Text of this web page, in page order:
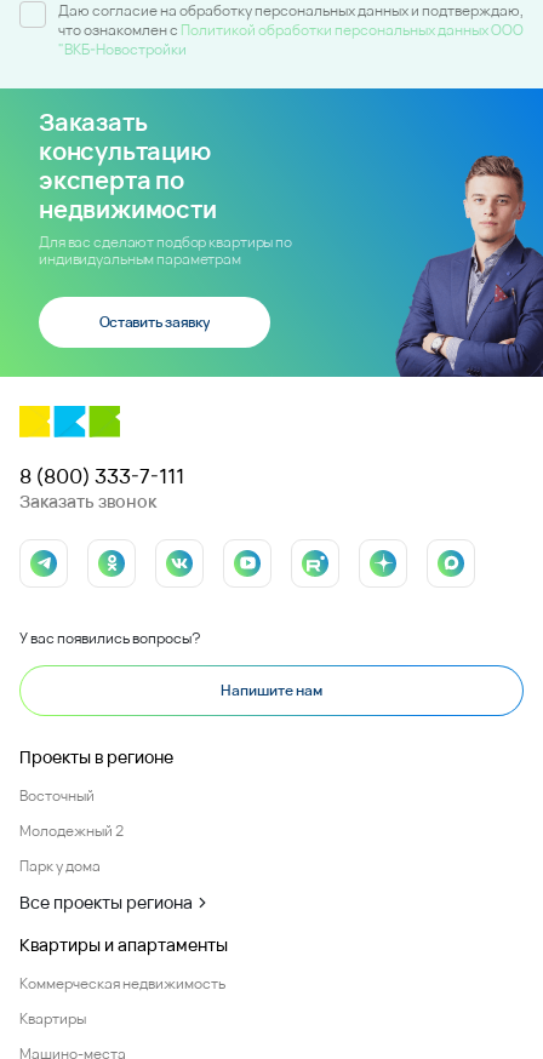
Даю согласие на обработку персональных данных и подтверждаю,
что ознакомлен c Политикой обработки персональных данных ООО
"ВКБ-Новостройки
Заказать
консультацию
эксперта по
недвижимости
Для вас сделают подбор квартиры по
индивидуальным параметрам
Оставить заявку
8 (800) 333-7-111
Заказать звонок
У вас появились вопросы?
Напишите нам
Проекты в регионе
Восточный
Молодежный 2
Парк у дома
Все проекты региона
Квартиры и апартаменты
Коммерческая недвижимость
Квартиры
Машино-места